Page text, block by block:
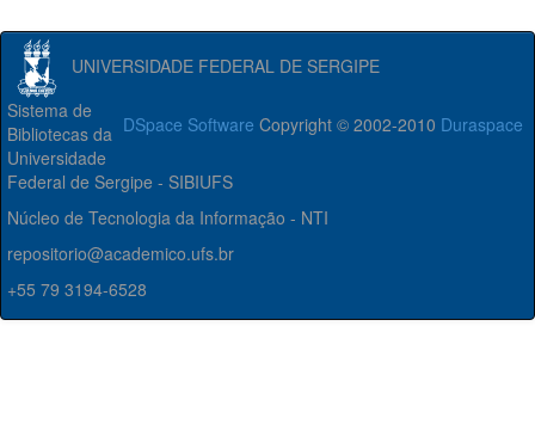
UNIVERSIDADE FEDERAL DE SERGIPE
DSpace Software Copyright © 2002-2010 Duraspace
Sistema de
Bibliotecas da
Universidade
Federal de Sergipe - SIBIUFS
Núcleo de Tecnologia da Informação - NTI
repositorio@academico.ufs.br
+55 79 3194-6528